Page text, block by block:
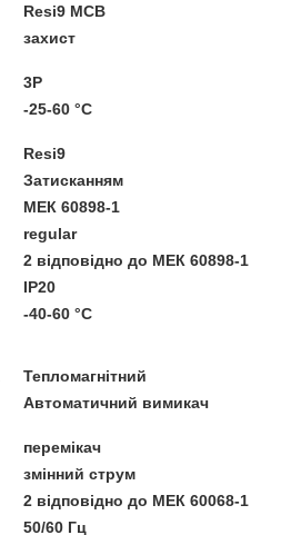
Resi9 MCB
захист
3P
-25-60 °C
Resi9
Затисканням
МЕК 60898-1
regular
2 відповідно до МЕК 60898-1
IP20
-40-60 °C
Тепломагнітний
Автоматичний вимикач
перемікач
змінний струм
2 відповідно до МЕК 60068-1
50/60 Гц